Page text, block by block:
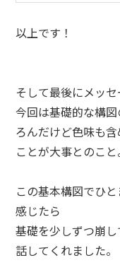
以上です！
そして最後にメッセ
今回は基礎的な構
ろんだけど色味も
ことが大事とのこと
この基本構図でひ
感じたら
基礎を少しずつ崩
話してくれました。